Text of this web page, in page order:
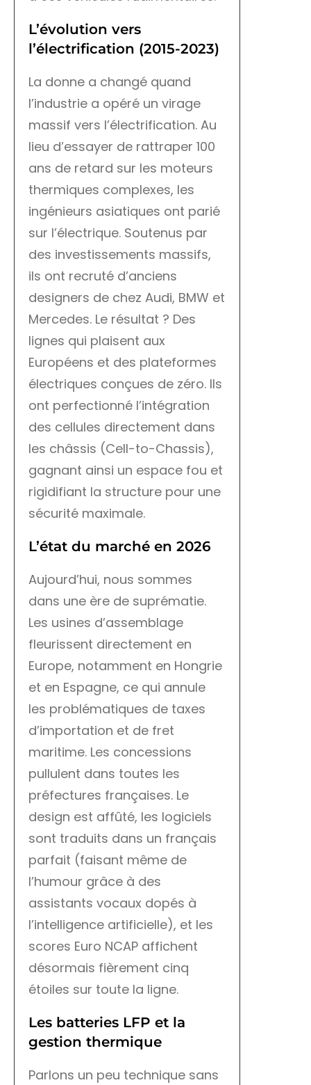
L’évolution vers
l’électrification (2015-2023)
La donne a changé quand
l’industrie a opéré un virage
massif vers l’électrification. Au
lieu d’essayer de rattraper 100
ans de retard sur les moteurs
thermiques complexes, les
ingénieurs asiatiques ont parié
sur l’électrique. Soutenus par
des investissements massifs,
ils ont recruté d’anciens
designers de chez Audi, BMW et
Mercedes. Le résultat ? Des
lignes qui plaisent aux
Européens et des plateformes
électriques conçues de zéro. Ils
ont perfectionné l’intégration
des cellules directement dans
les châssis (Cell-to-Chassis),
gagnant ainsi un espace fou et
rigidifiant la structure pour une
sécurité maximale.
L’état du marché en 2026
Aujourd’hui, nous sommes
dans une ère de suprématie.
Les usines d’assemblage
fleurissent directement en
Europe, notamment en Hongrie
et en Espagne, ce qui annule
les problématiques de taxes
d’importation et de fret
maritime. Les concessions
pullulent dans toutes les
préfectures françaises. Le
design est affûté, les logiciels
sont traduits dans un français
parfait (faisant même de
l’humour grâce à des
assistants vocaux dopés à
l’intelligence artificielle), et les
scores Euro NCAP affichent
désormais fièrement cinq
étoiles sur toute la ligne.
Les batteries LFP et la
gestion thermique
Parlons un peu technique sans